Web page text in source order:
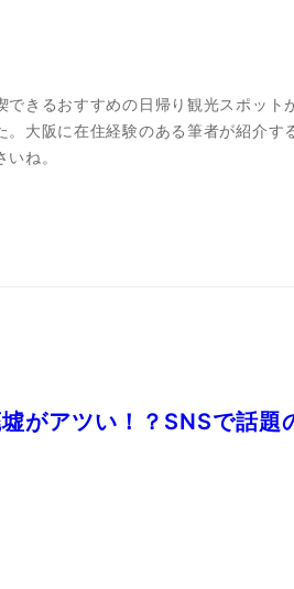
できるおすすめの日帰り観光スポッ
。大阪に在住経験のある筆者が紹介
ね。
がアツい！？SNSで話